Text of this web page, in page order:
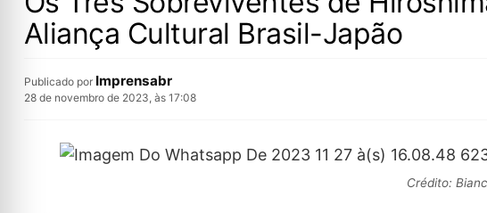
Aliança Cultural Brasil-Japão
Publicado por Imprensabr
28 de novembro de 2023, às 17:08
Crédito: